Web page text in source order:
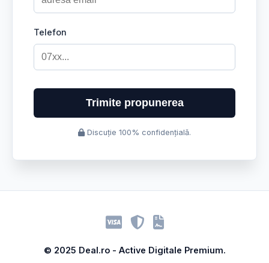
Telefon
Trimite propunerea
Discuție 100% confidențială.
© 2025 Deal.ro - Active Digitale Premium.